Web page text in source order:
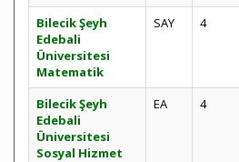
Bilecik Şeyh
Edebali
Üniversitesi
Matematik
SAY 4
Bilecik Şeyh
Edebali
Üniversitesi
Sosyal Hizmet
EA 4